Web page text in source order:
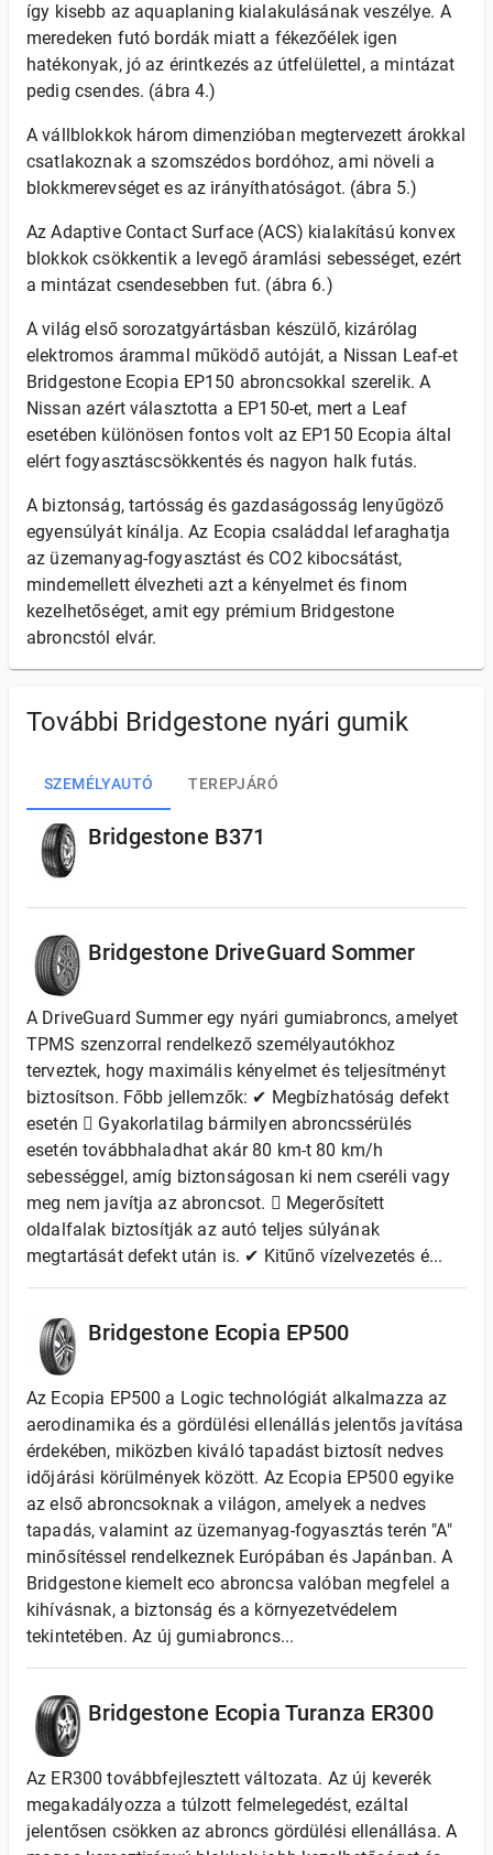
így kisebb az aquaplaning kialakulásának veszélye. A
meredeken futó bordák miatt a fékezőélek igen
hatékonyak, jó az érintkezés az útfelülettel, a mintázat
pedig csendes. (ábra 4.)
A vállblokkok három dimenzióban megtervezett árokkal
csatlakoznak a szomszédos bordóhoz, ami növeli a
blokkmerevséget es az irányíthatóságot. (ábra 5.)
Az Adaptive Contact Surface (ACS) kialakítású konvex
blokkok csökkentik a levegő áramlási sebességet, ezért
a mintázat csendesebben fut. (ábra 6.)
A világ első sorozatgyártásban készülő, kizárólag
elektromos árammal működő autóját, a Nissan Leaf-et
Bridgestone Ecopia EP150 abroncsokkal szerelik. A
Nissan azért választotta a EP150-et, mert a Leaf
esetében különösen fontos volt az EP150 Ecopia által
elért fogyasztáscsökkentés és nagyon halk futás.
A biztonság, tartósság és gazdaságosság lenyűgöző
egyensúlyát kínálja. Az Ecopia családdal lefaraghatja
az üzemanyag-fogyasztást és CO2 kibocsátást,
mindemellett élvezheti azt a kényelmet és finom
kezelhetőséget, amit egy prémium Bridgestone
abroncstól elvár.
További Bridgestone nyári gumik
SZEMÉLYAUTÓ TEREPJÁRÓ
Bridgestone B371
Bridgestone DriveGuard Sommer
A DriveGuard Summer egy nyári gumiabroncs, amelyet
TPMS szenzorral rendelkező személyautókhoz
terveztek, hogy maximális kényelmet és teljesítményt
biztosítson. Főbb jellemzők: ✔ Megbízhatóság defekt
esetén  Gyakorlatilag bármilyen abroncssérülés
esetén továbbhaladhat akár 80 km-t 80 km/h
sebességgel, amíg biztonságosan ki nem cseréli vagy
meg nem javítja az abroncsot.  Megerősített
oldalfalak biztosítják az autó teljes súlyának
megtartását defekt után is. ✔ Kitűnő vízelvezetés é...
Bridgestone Ecopia EP500
Az Ecopia EP500 a Logic technológiát alkalmazza az
aerodinamika és a gördülési ellenállás jelentős javítása
érdekében, miközben kiváló tapadást biztosít nedves
időjárási körülmények között. Az Ecopia EP500 egyike
az első abroncsoknak a világon, amelyek a nedves
tapadás, valamint az üzemanyag-fogyasztás terén "A"
minősítéssel rendelkeznek Európában és Japánban. A
Bridgestone kiemelt eco abroncsa valóban megfelel a
kihívásnak, a biztonság és a környezetvédelem
tekintetében. Az új gumiabroncs...
Bridgestone Ecopia Turanza ER300
Az ER300 továbbfejlesztett változata. Az új keverék
megakadályozza a túlzott felmelegedést, ezáltal
jelentősen csökken az abroncs gördülési ellenállása. A